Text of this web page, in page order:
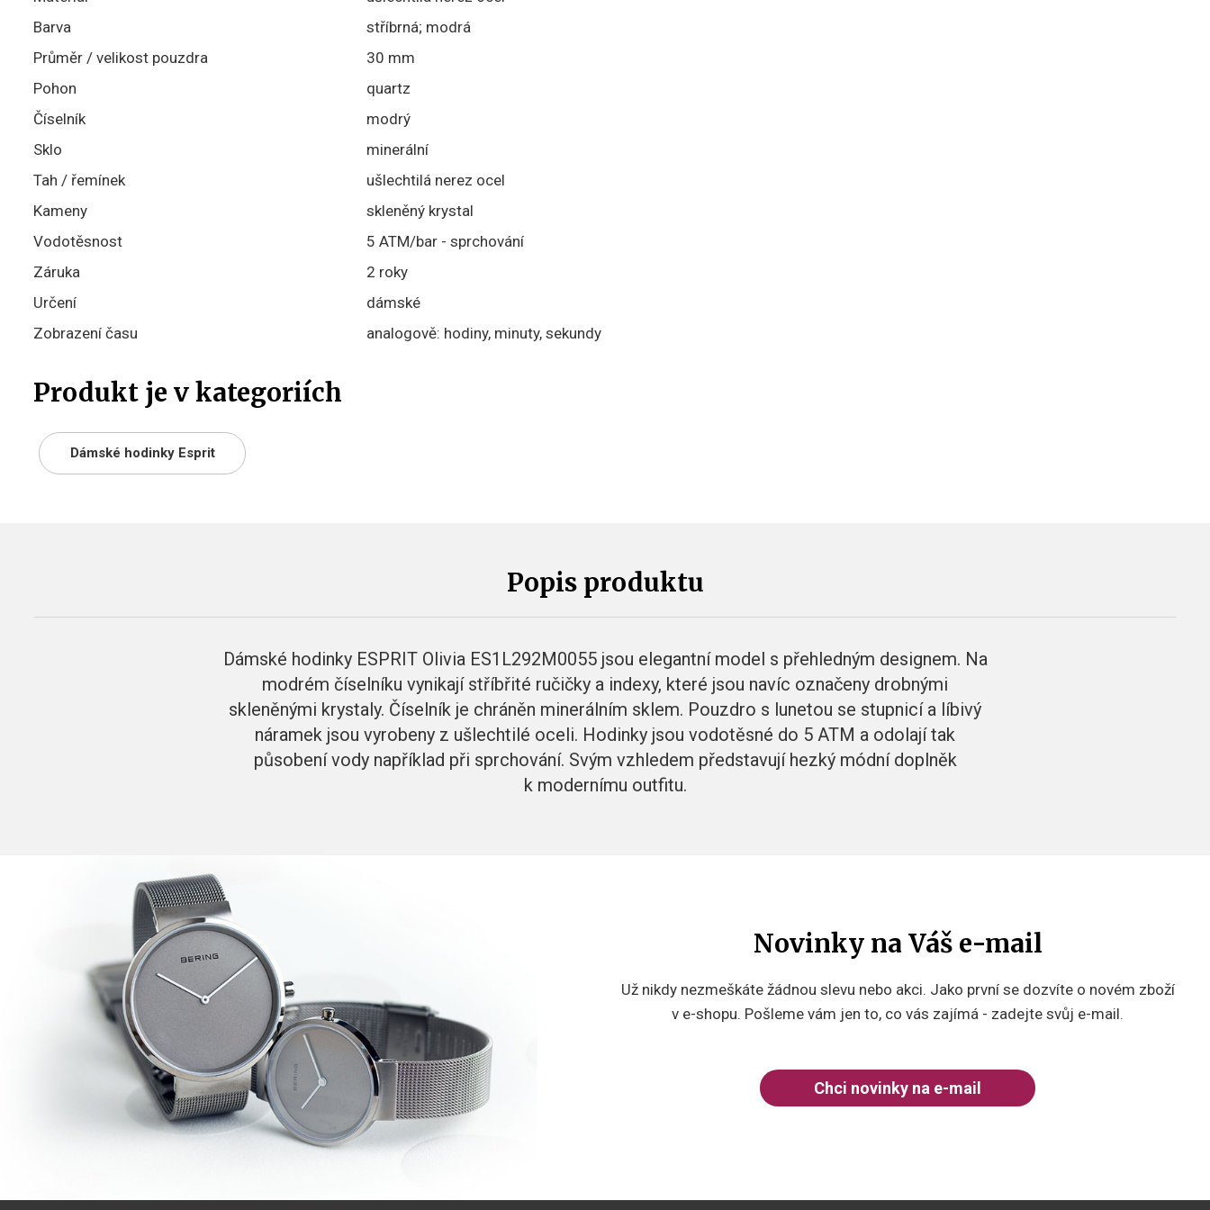
Barva
stříbrná; modrá
Průměr / velikost pouzdra
30 mm
Pohon
quartz
Číselník
modrý
Sklo
minerální
Tah / řemínek
ušlechtilá nerez ocel
Kameny
skleněný krystal
Vodotěsnost
5 ATM/bar - sprchování
Záruka
2 roky
Určení
dámské
Zobrazení času
analogově: hodiny, minuty, sekundy
Produkt je v kategoriích
Dámské hodinky Esprit
Popis produktu
Dámské hodinky ESPRIT Olivia ES1L292M0055 jsou elegantní model s přehledným designem. Na
modrém číselníku vynikají stříbřité ručičky a indexy, které jsou navíc označeny drobnými
skleněnými krystaly. Číselník je chráněn minerálním sklem. Pouzdro s lunetou se stupnicí a líbivý
náramek jsou vyrobeny z ušlechtilé oceli. Hodinky jsou vodotěsné do 5 ATM a odolají tak
působení vody například při sprchování. Svým vzhledem představují hezký módní doplněk
k modernímu outfitu.
Novinky na Váš e-mail
Už nikdy nezmeškáte žádnou slevu nebo akci. Jako první se dozvíte o novém zboží
v e-shopu. Pošleme vám jen to, co vás zajímá - zadejte svůj e-mail.
Chci novinky na e-mail